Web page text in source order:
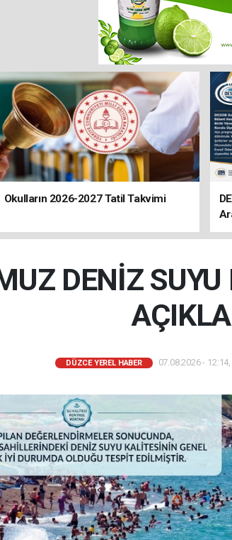
Okulların 2026-2027 Tatil Takvimi
DENİZ
DÜZCE YEREL HABER 07.08.2026 -